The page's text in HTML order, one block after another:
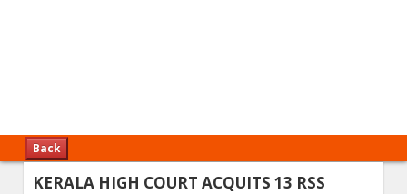
Back
KERALA HIGH COURT ACQUITS 13 RSS